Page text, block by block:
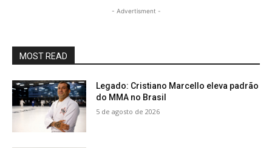
- Advertisment -
MOST READ
Legado: Cristiano Marcello eleva padrão
do MMA no Brasil
5 de agosto de 2026